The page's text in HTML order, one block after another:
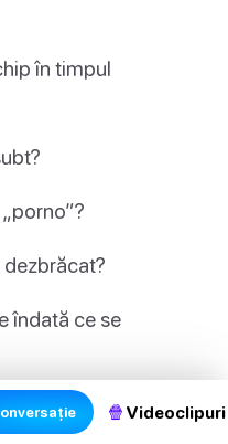
în timpul
îndată ce se
🍿 Videoclipuri